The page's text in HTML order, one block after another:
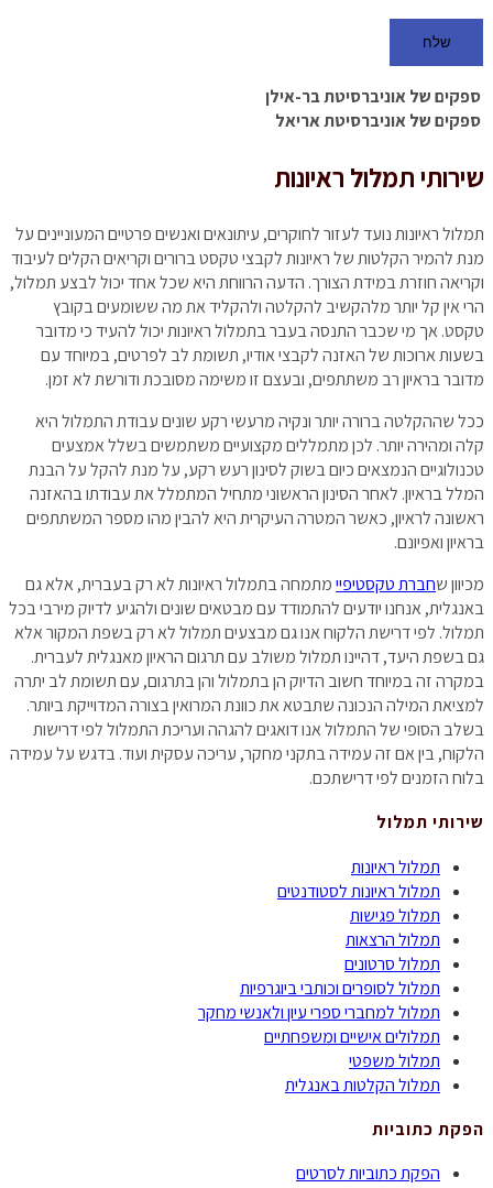
ספקים של אוניברסיטת בר-אילן
ספקים של אוניברסיטת אריאל
שירותי תמלול ראיונות
תמלול ראיונות נועד לעזור לחוקרים, עיתונאים ואנשים פרטיים המעוניינים על
מנת להמיר הקלטות של ראיונות לקבצי טקסט ברורים וקריאים הקלים לעיבוד
וקריאה חוזרת במידת הצורך. הדעה הרווחת היא שכל אחד יכול לבצע תמלול,
הרי אין קל יותר מלהקשיב להקלטה ולהקליד את מה ששומעים בקובץ
טקסט. אך מי שכבר התנסה בעבר בתמלול ראיונות יכול להעיד כי מדובר
בשעות ארוכות של האזנה לקבצי אודיו, תשומת לב לפרטים, במיוחד עם
מדובר בראיון רב משתתפים, ובעצם זו משימה מסובכת ודורשת לא זמן.
ככל שההקלטה ברורה יותר ונקיה מרעשי רקע שונים עבודת התמלול היא
קלה ומהירה יותר. לכן מתמללים מקצועיים משתמשים בשלל אמצעים
טכנולוגיים הנמצאים כיום בשוק לסינון רעש רקע, על מנת להקל על הבנת
המלל בראיון. לאחר הסינון הראשוני מתחיל המתמלל את עבודתו בהאזנה
ראשונה לראיון, כאשר המטרה העיקרית היא להבין מהו מספר המשתתפים
בראיון ואפיונם.
מכיוון שחברת טקסטיפיימתמחה בתמלול ראיונות לא רק בעברית, אלא גם
באנגלית, אנחנו יודעים להתמודד עם מבטאים שונים ולהגיע לדיוק מירבי בכל
תמלול. לפי דרישת הלקוח אנו גם מבצעים תמלול לא רק בשפת המקור אלא
גם בשפת היעד, דהיינו תמלול משולב עם תרגום הראיון מאנגלית לעברית.
במקרה זה במיוחד חשוב הדיוק הן בתמלול והן בתרגום, עם תשומת לב יתרה
למציאת המילה הנכונה שתבטא את כוונת המרואין בצורה המדוייקת ביותר.
בשלב הסופי של התמלול אנו דואגים להגהה ועריכת התמלול לפי דרישות
הלקוח, בין אם זה עמידה בתקני מחקר, עריכה עסקית ועוד. בדגש על עמידה
בלוח הזמנים לפי דרישתכם.
שירותי תמלול
תמלול ראיונות
תמלול ראיונות לסטודנטים
תמלול פגישות
תמלול הרצאות
תמלול סרטונים
תמלול לסופרים וכותבי ביוגרפיות
תמלול למחברי ספרי עיון ולאנשי מחקר
תמלולים אישיים ומשפחתיים
תמלול משפטי
תמלול הקלטות באנגלית
הפקת כתוביות
הפקת כתוביות לסרטים